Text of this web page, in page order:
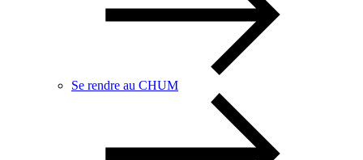
Se rendre au CHUM